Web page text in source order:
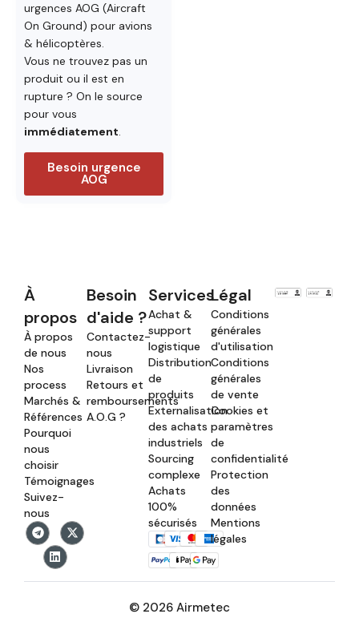
urgences AOG (Aircraft
On Ground) pour avions
& hélicoptères.
Vous ne trouvez pas un
produit ou il est en
rupture ? On le source
pour vous
immédiatement.
Besoin urgence
AOG
À
propos
À propos
de nous
Nos
process
Marchés &
Références
Pourquoi
nous
choisir
Témoignages
Suivez-
nous
Besoin
d'aide ?
Contactez-
nous
Livraison
Retours et
remboursements
A.O.G ?
Services
Achat &
support
logistique
Distribution
de
produits
Externalisation
des achats
industriels
Sourcing
complexe
Achats
100%
sécurisés
Légal
Conditions
générales
d'utilisation
Conditions
générales
de vente
Cookies et
paramètres
de
confidentialité
Protection
des
données
Mentions
légales
© 2026 Airmetec